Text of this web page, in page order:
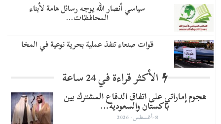
سياسي أنصار الله يوجه رسائل هامة لأبناء
المحافظات…
قوات صنعاء تنفذ عملية بحرية نوعية في المخا
الأكثر قراءة في 24 ساعة
هجوم إماراتي على اتفاق الدفاع المشترك بين
باكستان والسعودية…
8-أغسطس- 2026